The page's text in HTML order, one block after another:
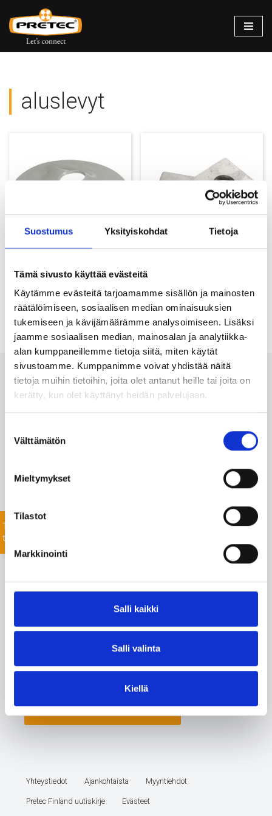
Suostumus Yksityiskohdat Tietoja
Tämä sivusto käyttää evästeitä
Käytämme evästeitä tarjoamamme sisällön ja mainosten
räätälöimiseen, sosiaalisen median ominaisuuksien
tukemiseen ja kävijämäärämme analysoimiseen. Lisäksi
jaamme sosiaalisen median, mainosalan ja analytiikka-
alan kumppaneillemme tietoja siitä, miten käytät
sivustoamme. Kumppanimme voivat yhdistää näitä
tietoja muihin tietoihin, joita olet antanut heille tai joita on
kerätty, kun olet käyttänyt heidän palvelujaan.
valinta
Välttämätön
Mieltymykset
Tilastot
Markkinointi
Salli kaikki
Salli valinta
Kiellä
Siirry
suoraan
aluslevyt
Pallomainen aluslevy DIN 436
Ota meihin yhteyttä 24/7
projektiisi sopivat tuotteet nopealla toimitusajalla. Myös
listaamattomien tuotteiden toimitus onnistuu mittavan
Jätä yhteydenottopyyntö helposti tässä, niin
Tiedustele
tuotteista
Yhteystiedot Ajankohtaista Myyntiehdot
Pretec Finland uutiskirje Evästeet